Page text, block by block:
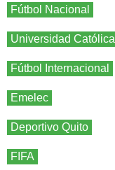
Fútbol Nacional
Universidad Católica
Fútbol Internacional
Emelec
Deportivo Quito
FIFA